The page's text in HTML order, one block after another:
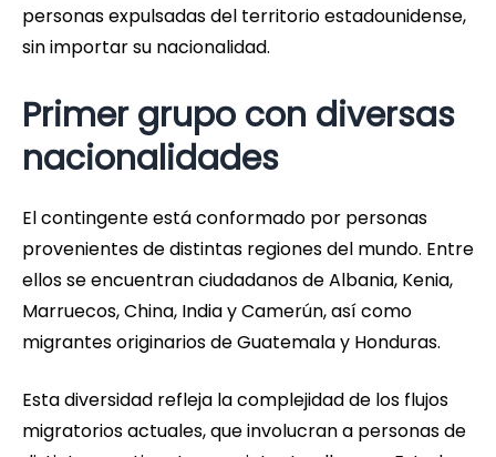
personas expulsadas del territorio estadounidense,
sin importar su nacionalidad.
Primer grupo con diversas
nacionalidades
El contingente está conformado por personas
provenientes de distintas regiones del mundo. Entre
ellos se encuentran ciudadanos de Albania, Kenia,
Marruecos, China, India y Camerún, así como
migrantes originarios de Guatemala y Honduras.
Esta diversidad refleja la complejidad de los flujos
migratorios actuales, que involucran a personas de